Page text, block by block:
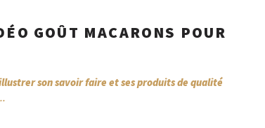
GOÛT MACARONS POUR
son savoir faire et ses produits de qualité